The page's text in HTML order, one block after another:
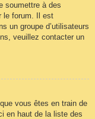
soumettre à des
le forum. Il est
un groupe d’utilisateurs
veuillez contacter un
vous êtes en train de
en haut de la liste des